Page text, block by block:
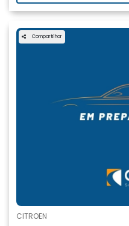
Compartilhar
CITROEN